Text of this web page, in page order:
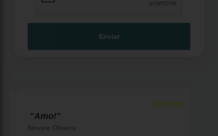
Enviar
☆☆☆☆☆
"Amo!"
Simone Oliveira